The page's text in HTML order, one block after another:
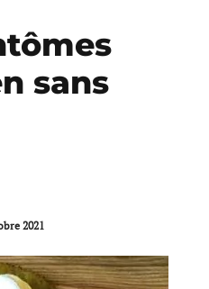
sans
2021